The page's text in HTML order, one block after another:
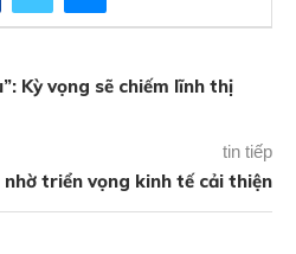
Kỳ vọng sẽ chiếm lĩnh thị
tin tiếp
triển vọng kinh tế cải thiện